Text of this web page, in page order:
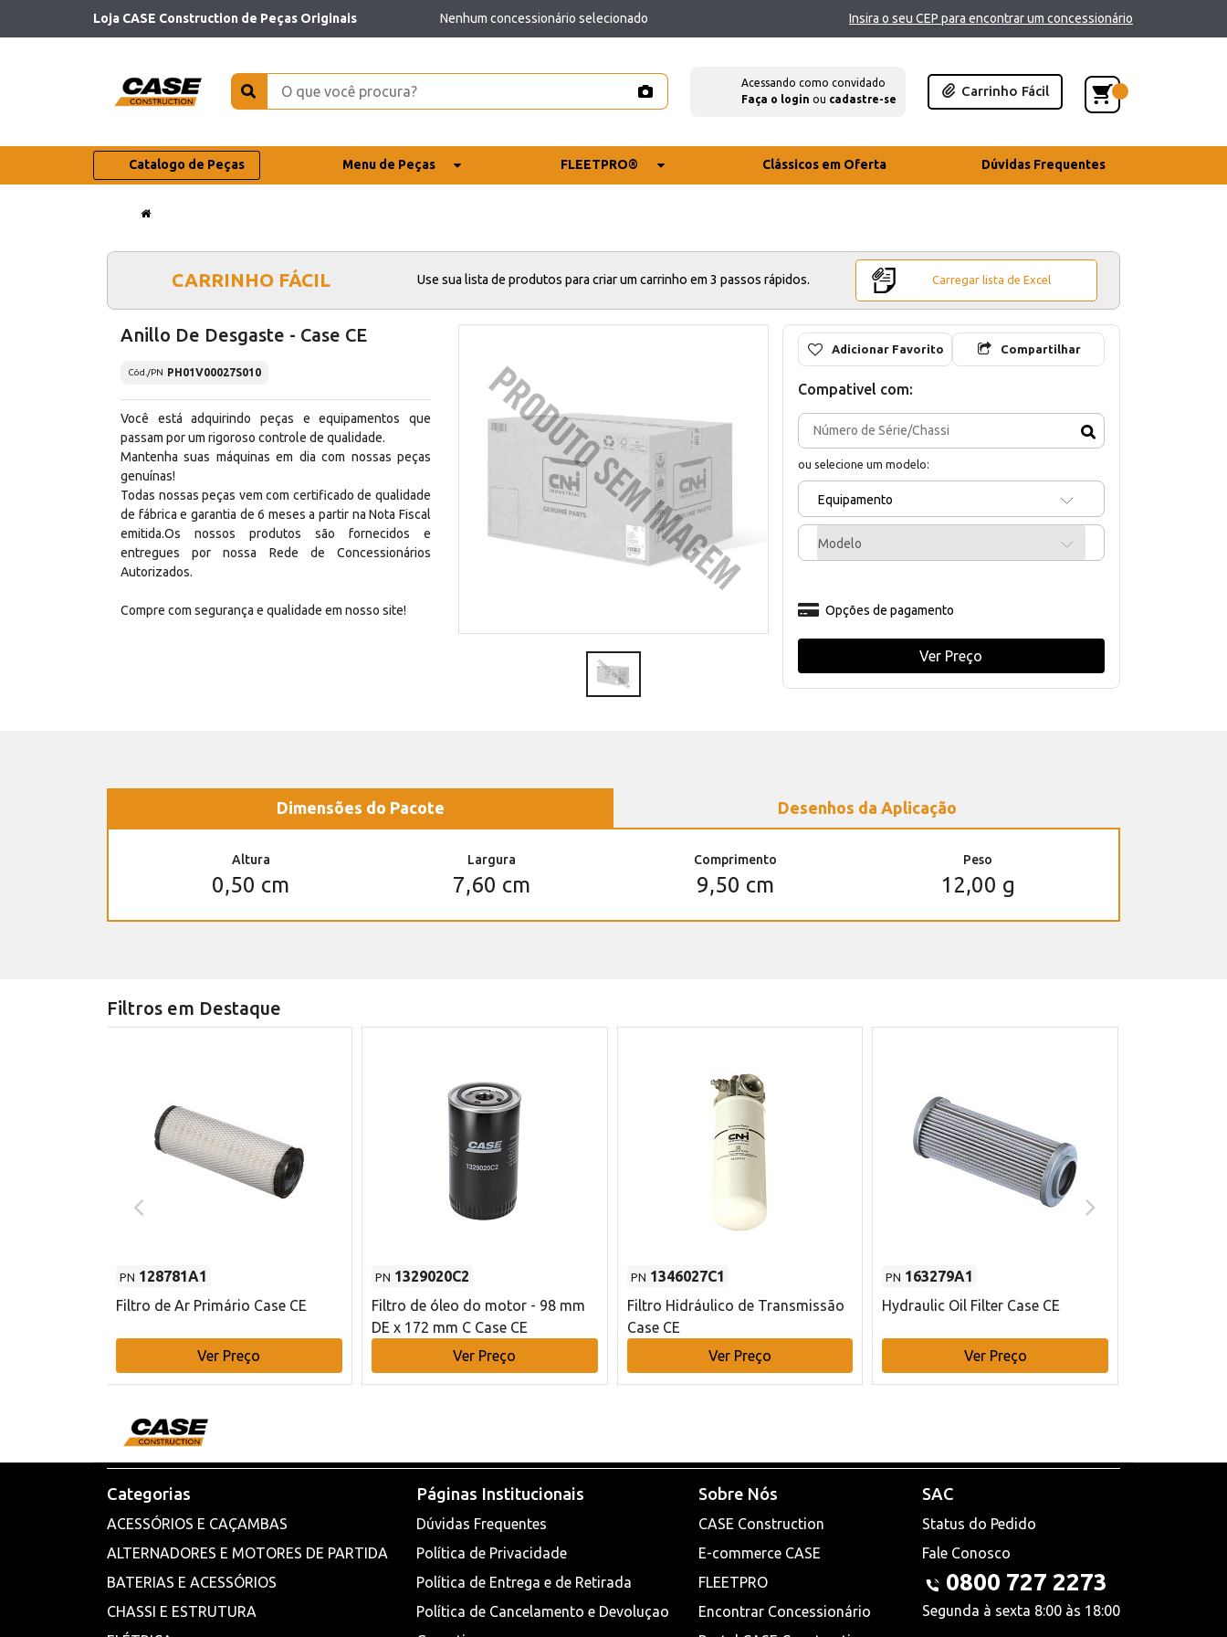
Loja CASE Construction de Peças Originais Nenhum concessionário selecionado Insira o seu CEP para encontrar um concessionário
Acessando como convidado
Faça o login ou cadastre-se
Carrinho Fácil
Catalogo de Peças Menu de Peças FLEETPRO® Clássicos em Oferta Dúvidas Frequentes
CARRINHO FÁCIL Use sua lista de produtos para criar um carrinho em 3 passos rápidos. Carregar lista de Excel
Anillo De Desgaste - Case CE
Cód./PN PH01V00027S010
Você está adquirindo peças e equipamentos que
passam por um rigoroso controle de qualidade.
Mantenha suas máquinas em dia com nossas peças
genuínas!
Todas nossas peças vem com certificado de qualidade
de fábrica e garantia de 6 meses a partir na Nota Fiscal
emitida.Os nossos produtos são fornecidos e
entregues por nossa Rede de Concessionários
Autorizados.
Compre com segurança e qualidade em nosso site!
Adicionar Favorito Compartilhar
Compativel com:
ou selecione um modelo:
Equipamento
Modelo
Opções de pagamento
Ver Preço
Dimensões do Pacote Desenhos da Aplicação
Altura
0,50 cm
Largura
7,60 cm
Comprimento
9,50 cm
Peso
12,00 g
Filtros em Destaque
PN 128781A1
Filtro de Ar Primário Case CE
Ver Preço
PN 1329020C2
Filtro de óleo do motor - 98 mm
DE x 172 mm C Case CE
Ver Preço
PN 1346027C1
Filtro Hidráulico de Transmissão
Case CE
Ver Preço
PN 163279A1
Hydraulic Oil Filter Case CE
Ver Preço
Categorias
ACESSÓRIOS E CAÇAMBAS
ALTERNADORES E MOTORES DE PARTIDA
BATERIAS E ACESSÓRIOS
CHASSI E ESTRUTURA
Páginas Institucionais
Dúvidas Frequentes
Política de Privacidade
Política de Entrega e de Retirada
Política de Cancelamento e Devoluçao
Sobre Nós
CASE Construction
E-commerce CASE
FLEETPRO
Encontrar Concessionário
SAC
Status do Pedido
Fale Conosco
0800 727 2273
Segunda à sexta 8:00 às 18:00